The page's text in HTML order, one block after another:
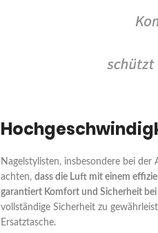
Nagelstylisten, insbesondere bei
achten, dass die Luft mit einem
garantiert Komfort und Sicherheit
vollständige Sicherheit zu
Ersatztasche.